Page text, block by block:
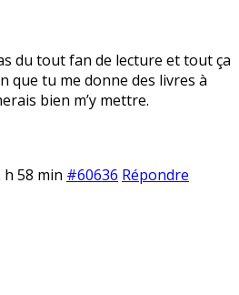
du tout fan de lecture et tout ça
que tu me donne des livres à
bien m’y mettre.
h 58 min #60636 Répondre